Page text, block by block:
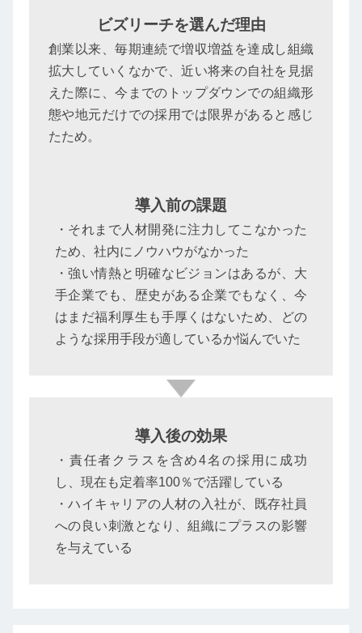
ビズリーチを選んだ理由
創業以来、毎期連続で増収増益を達成し組織
拡大していくなかで、近い将来の自社を見据
えた際に、今までのトップダウンでの組織形
態や地元だけでの採用では限界があると感じ
たため。
導入前の課題
・それまで人材開発に注力してこなかった
ため、社内にノウハウがなかった
・強い情熱と明確なビジョンはあるが、大
手企業でも、歴史がある企業でもなく、今
はまだ福利厚生も手厚くはないため、どの
ような採用手段が適しているか悩んでいた
導入後の効果
・責任者クラスを含め4名の採用に成功
し、現在も定着率100％で活躍している
・ハイキャリアの人材の入社が、既存社員
への良い刺激となり、組織にプラスの影響
を与えている